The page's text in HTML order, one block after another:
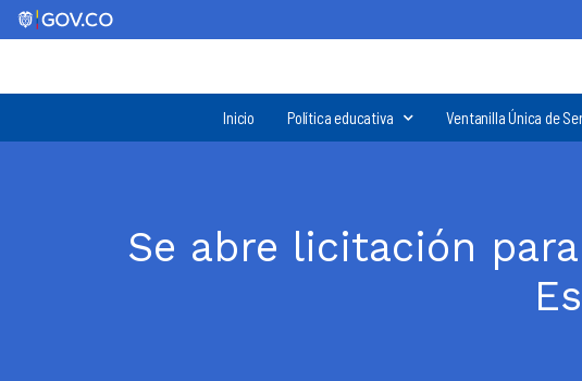
Inicio Política educativa Ventanilla Única de
Se abre licitación